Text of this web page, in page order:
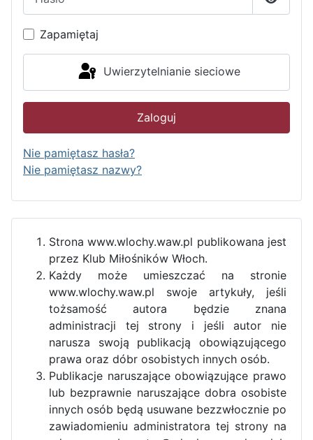
Pokaż
Zapamiętaj
Uwierzytelnianie sieciowe
Zaloguj
Nie pamiętasz hasła?
Nie pamiętasz nazwy?
Strona www.wlochy.waw.pl publikowana jest
przez Klub Miłośników Włoch.
Każdy może umieszczać na stronie
www.wlochy.waw.pl swoje artykuły, jeśli
tożsamość autora będzie znana
administracji tej strony i jeśli autor nie
narusza swoją publikacją obowiązującego
prawa oraz dóbr osobistych innych osób.
Publikacje naruszające obowiązujące prawo
lub bezprawnie naruszające dobra osobiste
innych osób będą usuwane bezzwłocznie po
zawiadomieniu administratora tej strony na